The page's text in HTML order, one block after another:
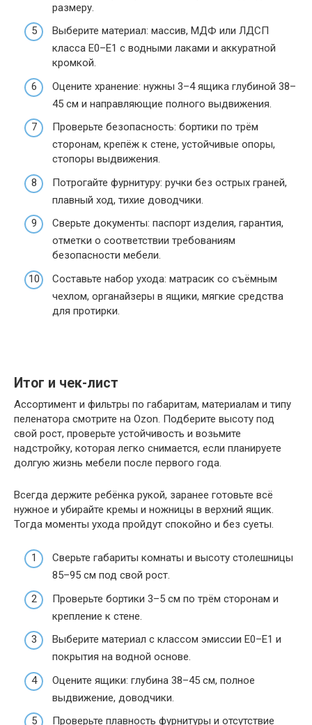
размеру.
Выберите материал: массив, МДФ или ЛДСП
класса E0–E1 с водными лаками и аккуратной
кромкой.
Оцените хранение: нужны 3–4 ящика глубиной 38–
45 см и направляющие полного выдвижения.
Проверьте безопасность: бортики по трём
сторонам, крепёж к стене, устойчивые опоры,
стопоры выдвижения.
Потрогайте фурнитуру: ручки без острых граней,
плавный ход, тихие доводчики.
Сверьте документы: паспорт изделия, гарантия,
отметки о соответствии требованиям
безопасности мебели.
Составьте набор ухода: матрасик со съёмным
чехлом, органайзеры в ящики, мягкие средства
для протирки.
Итог и чек-лист
Ассортимент и фильтры по габаритам, материалам и типу
пеленатора смотрите на Ozon. Подберите высоту под
свой рост, проверьте устойчивость и возьмите
надстройку, которая легко снимается, если планируете
долгую жизнь мебели после первого года.
Всегда держите ребёнка рукой, заранее готовьте всё
нужное и убирайте кремы и ножницы в верхний ящик.
Тогда моменты ухода пройдут спокойно и без суеты.
Сверьте габариты комнаты и высоту столешницы
85–95 см под свой рост.
Проверьте бортики 3–5 см по трём сторонам и
крепление к стене.
Выберите материал с классом эмиссии E0–E1 и
покрытия на водной основе.
Оцените ящики: глубина 38–45 см, полное
выдвижение, доводчики.
Проверьте плавность фурнитуры и отсутствие